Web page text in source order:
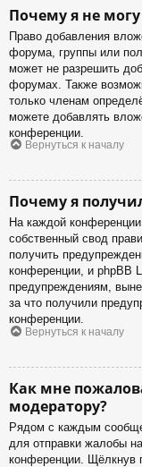
Почему я не
Право добавления
форума, группы или
может не разрешить
форумах. Также
только членам
можете добавлять
конференции.
Вернуться к началу
Почему я
На каждой
собственный свод
получить
конференции, и phpBB
предупреждениям,
за что получили
конференции.
Вернуться к началу
Как мне
модератору?
Рядом с каждым
для отправки жалобы
конференции. Щёлкнув